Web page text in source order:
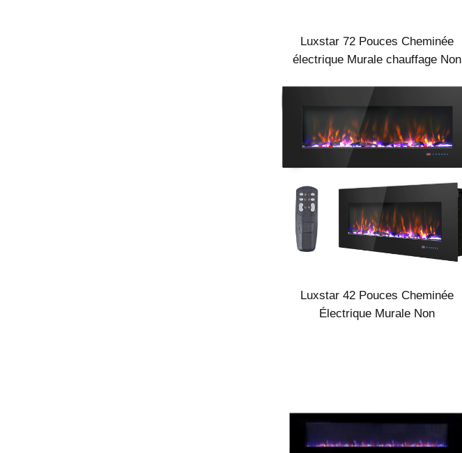
Luxstar 72 Pouces Cheminée
électrique Murale chauffage Non
encastrées Intérieur pour
Chauffage Salle Maison
Luxstar 42 Pouces Cheminée
Électrique Murale Non